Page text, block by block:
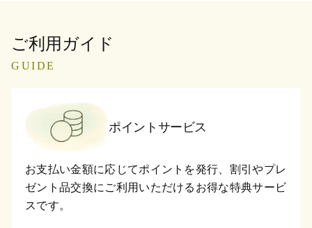
ご利用ガイド
GUIDE
ポイントサービス
お支払い金額に応じてポイントを発行、割引やプレ
ゼント品交換にご利用いただけるお得な特典サービ
スです。